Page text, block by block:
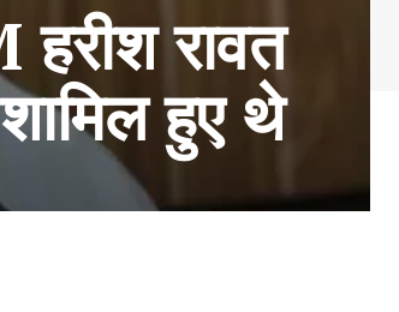
रावत
हुए थे